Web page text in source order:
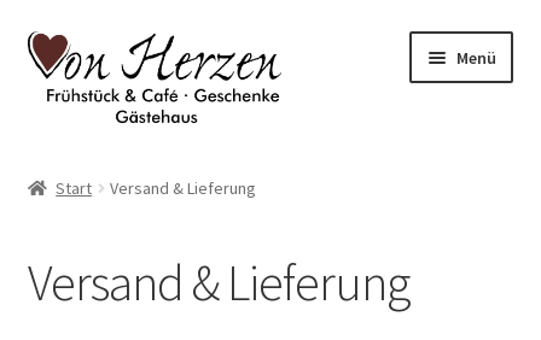
Zur
Navigation
springen
Zum
Inhalt
springen
Menü
Mein Konto
Start Versand & Lieferung
Versand & Lieferung